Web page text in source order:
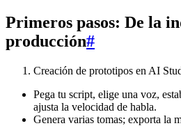
Primeros pasos: De la
producción#
Creación de prototipos en AI
Pega tu script, elige una voz,
ajusta la velocidad de habla.
Genera varias tomas; exporta la